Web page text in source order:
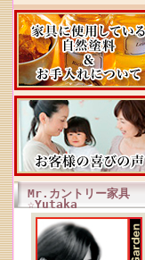
Mr.カントリー家具
☆Yutaka